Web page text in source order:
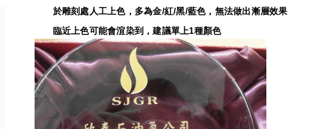
於雕刻處人工上色，多為金/紅/黑/藍色，無法做出漸層效果
臨近上色可能會渲染到，建議單上1種顏色